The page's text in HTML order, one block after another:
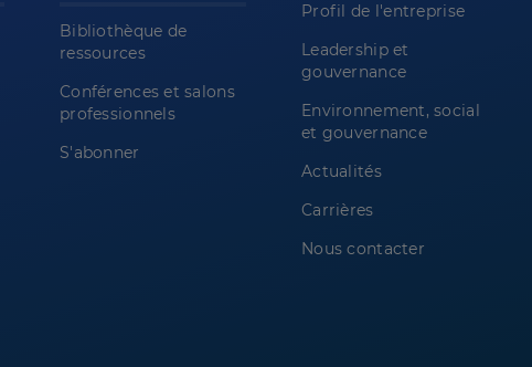
Bibliothèque de
ressources
Conférences et salons
professionnels
S'abonner
Profil de l'entreprise
Leadership et
gouvernance
Environnement, social
et gouvernance
Actualités
Carrières
Nous contacter